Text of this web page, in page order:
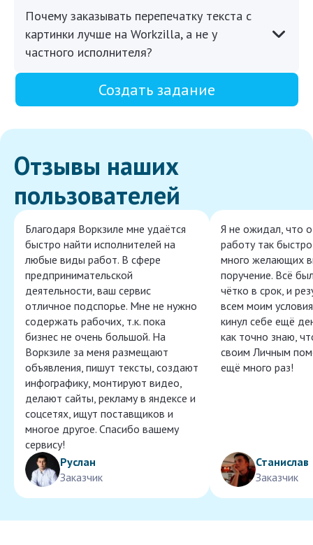
Почему заказывать перепечатку текста с
картинки лучше на Workzilla, а не у
частного исполнителя?
Создать задание
Отзывы наших
пользователей
Благодаря Воркзиле мне удаётся
быстро найти исполнителей на
любые виды работ. В сфере
предпринимательской
деятельности, ваш сервис
отличное подспорье. Мне не нужно
содержать рабочих, т.к. пока
бизнес не очень большой. На
Воркзиле за меня размещают
объявления, пишут тексты, создают
инфографику, монтируют видео,
делают сайты, рекламу в яндексе и
соцсетях, ищут поставщиков и
многое другое. Спасибо вашему
сервису!
Руслан
Заказчик
Я не ожидал, что
работу так
много желающих
поручение. Всё
чётко в срок, и
всем моим
кинул себе ещё
как точно знаю,
своим Личным
ещё много раз!
Станислав
Заказчик